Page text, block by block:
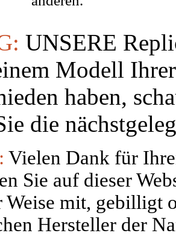
UNSERE
Modell
haben,
die
Vielen Dank für
Sie auf dieser
Weise mit, gebilligt
Hersteller der